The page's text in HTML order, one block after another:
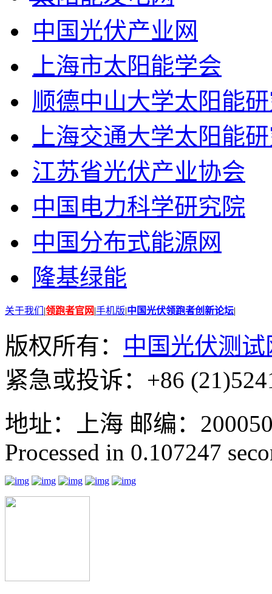
中国光伏产业网
上海市太阳能学会
顺德中山大学太阳能
上海交通大学太阳能
江苏省光伏产业协会
中国电力科学研究院
中国分布式能源网
隆基绿能
关于我们 |领跑者官网|手机版|中国光伏领跑者创新论坛|
版权所有： 中国光伏测试
紧急或投诉：+86
地址：上海 邮编：
Processed in 0.107247